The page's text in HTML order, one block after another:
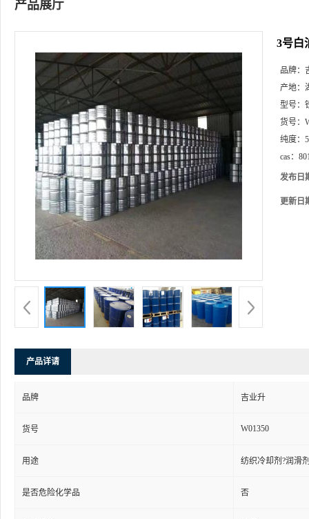
产品展厅
3号白
品牌：
产地：
型号：
货号：
纯度：
cas：
发布日
更新日
产品详请
品牌 吉业升
货号 W01350
用途 纺织冷却剂?润滑
是否危险化学品 否